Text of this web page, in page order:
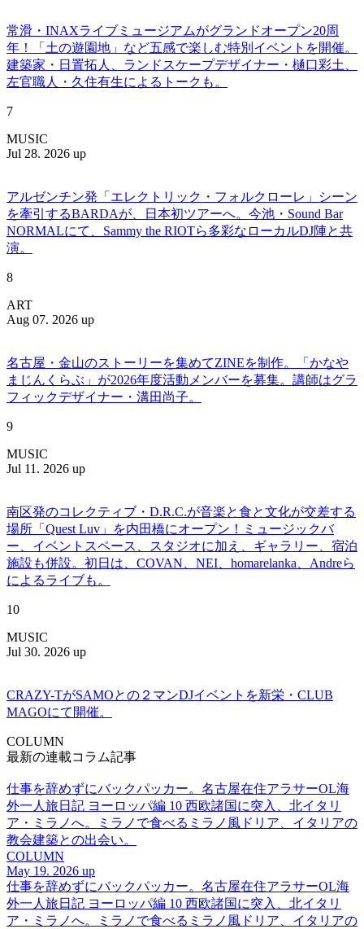
常滑・INAXライブミュージアムがグランドオープン20周
年！「土の遊園地」など五感で楽しむ特別イベントを開催。
建築家・日置拓人、ランドスケープデザイナー・樋口彩土、
左官職人・久住有生によるトークも。
7
MUSIC
Jul 28. 2026 up
アルゼンチン発「エレクトリック・フォルクローレ」シーン
を牽引するBARDAが、日本初ツアーへ。今池・Sound Bar
NORMALにて、Sammy the RIOTら多彩なローカルDJ陣と共
演。
8
ART
Aug 07. 2026 up
名古屋・金山のストーリーを集めてZINEを制作。「かなや
まじんくらぶ」が2026年度活動メンバーを募集。講師はグラ
フィックデザイナー・溝田尚子。
9
MUSIC
Jul 11. 2026 up
南区発のコレクティブ・D.R.C.が⾳楽と⾷と⽂化が交差する
場所「Quest Luv」を内田橋にオープン！ミュージックバ
ー、イベントスペース、スタジオに加え、ギャラリー、宿泊
施設も併設。初日は、COVAN、NEI、homarelanka、Andreら
によるライブも。
10
MUSIC
Jul 30. 2026 up
CRAZY-TがSAMOとの２マンDJイベントを新栄・CLUB
MAGOにて開催。
COLUMN
最新の連載コラム記事
仕事を辞めずにバックパッカー。名古屋在住アラサーOL海
外一人旅日記 ヨーロッパ編 10 西欧諸国に突入、北イタリ
ア・ミラノへ。ミラノで食べるミラノ風ドリア、イタリアの
教会建築との出会い。
COLUMN
May 19. 2026 up
仕事を辞めずにバックパッカー。名古屋在住アラサーOL海
外一人旅日記 ヨーロッパ編 10 西欧諸国に突入、北イタリ
ア・ミラノへ。ミラノで食べるミラノ風ドリア、イタリアの